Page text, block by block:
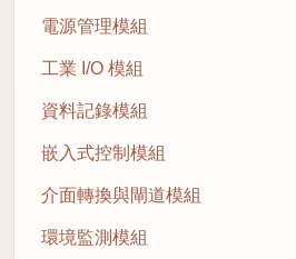
電源管理模組
工業 I/O 模組
資料記錄模組
嵌入式控制模組
介面轉換與閘道模組
環境監測模組